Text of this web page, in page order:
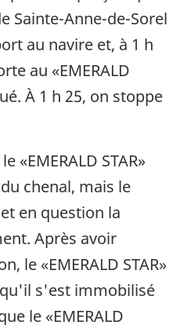
Sainte-Anne-de-Sorel
au navire et, à 1 h
au «EMERALD
À 1 h 25, on stoppe
«EMERALD STAR»
chenal, mais le
en question la
Après avoir
le «EMERALD STAR»
qu'il s'est immobilisé
le «EMERALD